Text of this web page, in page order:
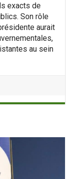
exacts de
Son rôle
aurait
au sein